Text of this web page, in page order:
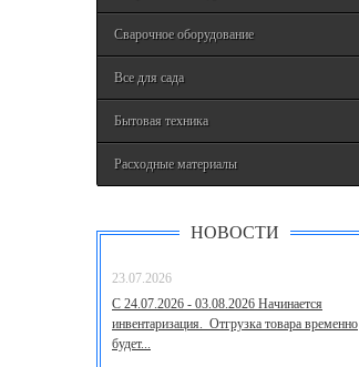
Сварочное оборудование
Все для сада
Бытовая техника
Расходные материалы
НОВОСТИ
23.07.2026
С 24.07.2026 - 03.08.2026 Начинается
инвентаризация. Отгрузка товара временно
будет...